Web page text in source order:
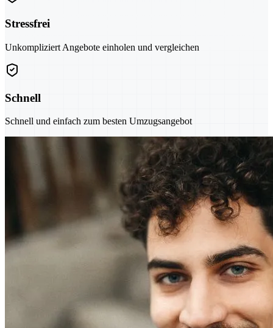
Stressfrei
Unkompliziert Angebote einholen und vergleichen
Schnell
Schnell und einfach zum besten Umzugsangebot